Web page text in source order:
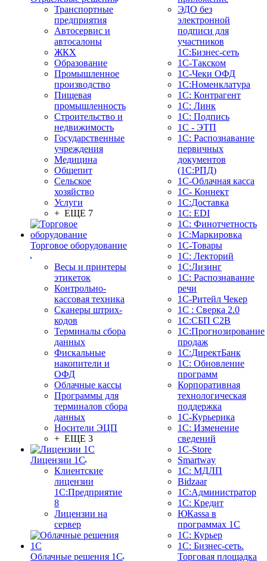
Транспортные
предприятия
Автосервис и
автосалоны
ЖКХ
Образование
Промышленное
производство
Пищевая
промышленность
Строительство и
недвижимость
Государственные
учреждения
Медицина
Общепит
Сельское
хозяйство
Услуги
+ ЕЩЕ 7
Торговое оборудование
Весы и принтеры
этикеток
Контрольно-
кассовая техника
Сканеры штрих-
кодов
Терминалы сбора
данных
Фискальные
накопители и
ОФД
Облачные кассы
Программы для
терминалов сбора
данных
Носители ЭЦП
+ ЕЩЕ 3
Лицензии 1С
Клиентские
лицензии
1С:Предприятие
8
Лицензии на
сервер
Облачные решения 1С
ЭДО без
электронной
подписи для
участников
1С:Бизнес-сеть
1С-Такском
1С-Чеки ОФД
1С:Номенклатура
1С: Контрагент
1С: Линк
1С: Подпись
1С - ЭТП
1С: Распознавание
первичных
документов
(1С:РПД)
1С-Облачная касса
1С- Коннект
1С:Доставка
1С: EDI
1С: Финотчетность
1С:Маркировка
1С-Товары
1С: Лекторий
1С:Лизинг
1С: Распознавание
речи
1C-Ритейл Чекер
1С : Сверка 2.0
1С:СБП C2B
1С:Прогнозирование
продаж
1С:ДиректБанк
1С: Обновление
программ
Корпоративная
технологическая
поддержка
1С-Курьерика
1С: Изменение
сведений
1C-Store
Smartway
1С: МДЛП
Bidzaar
1С:Администратор
1С: Кредит
ЮКаssа в
программах 1С
1С: Курьер
1С: Бизнес-сеть.
Торговая площадка